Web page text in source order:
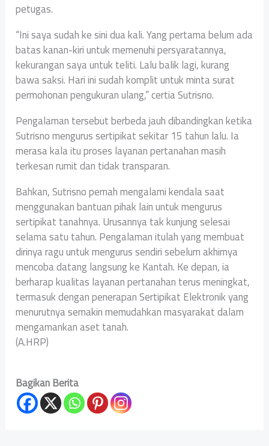
petugas.
“Ini saya sudah ke sini dua kali. Yang pertama belum ada
batas kanan-kiri untuk memenuhi persyaratannya,
kekurangan saya untuk teliti. Lalu balik lagi, kurang
bawa saksi. Hari ini sudah komplit untuk minta surat
permohonan pengukuran ulang,” certia Sutrisno.
Pengalaman tersebut berbeda jauh dibandingkan ketika
Sutrisno mengurus sertipikat sekitar 15 tahun lalu. Ia
merasa kala itu proses layanan pertanahan masih
terkesan rumit dan tidak transparan.
Bahkan, Sutrisno pernah mengalami kendala saat
menggunakan bantuan pihak lain untuk mengurus
sertipikat tanahnya. Urusannya tak kunjung selesai
selama satu tahun. Pengalaman itulah yang membuat
dirinya ragu untuk mengurus sendiri sebelum akhirnya
mencoba datang langsung ke Kantah. Ke depan, ia
berharap kualitas layanan pertanahan terus meningkat,
termasuk dengan penerapan Sertipikat Elektronik yang
menurutnya semakin memudahkan masyarakat dalam
mengamankan aset tanah.
(A.HRP)
Bagikan Berita